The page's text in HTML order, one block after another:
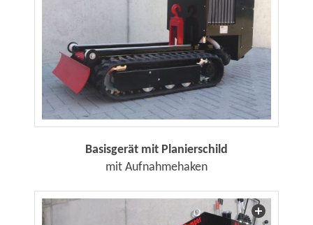
Basisgerät mit Planierschild
mit Aufnahmehaken